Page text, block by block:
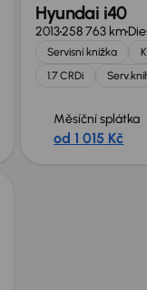
Hyundai i40
2013258 763 km
Servisní knížka
1.7 CRDi
Měsíční splátka
od 1 015 Kč